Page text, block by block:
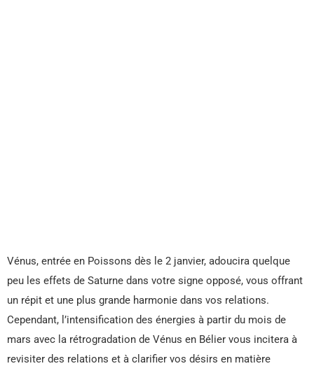
Vénus, entrée en Poissons dès le 2 janvier, adoucira quelque
peu les effets de Saturne dans votre signe opposé, vous offrant
un répit et une plus grande harmonie dans vos relations.
Cependant, l’intensification des énergies à partir du mois de
mars avec la rétrogradation de Vénus en Bélier vous incitera à
revisiter des relations et à clarifier vos désirs en matière